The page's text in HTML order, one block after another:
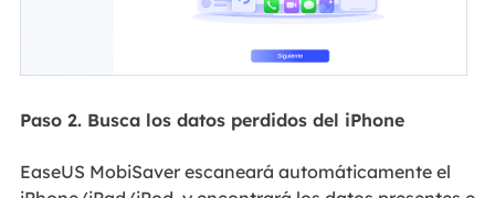
Paso 2. Busca los datos perdidos del iPhone
EaseUS MobiSaver escaneará automáticamente el